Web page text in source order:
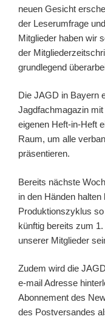
neuen Gesicht
der Leserumfrage
Mitglieder haben wir
der
grundlegend
Die JAGD in Bayern
Jagdfachmagazin
eigenen Heft-in-Heft
Raum, um alle
präsentieren.
Bereits nächste
in den Händen
Produktionszyklus
künftig bereits zum
unserer Mitglieder
Zudem wird die
e-mail Adresse
Abonnement des
des Postversandes